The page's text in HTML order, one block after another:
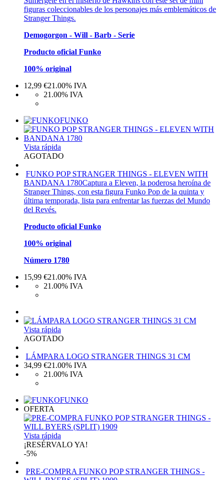
figuras coleccionables de los personajes más emblemáticos de
Stranger Things.
Demogorgon - Will - Barb - Serie
Producto oficial Funko
100% original
12,99 €21.00% IVA
21.00% IVA
FUNKO
Vista rápida
AGOTADO
FUNKO POP STRANGER THINGS - ELEVEN WITH
BANDANA 1780Captura a Eleven, la poderosa heroína de
Stranger Things, con esta figura Funko Pop de la quinta y
última temporada, lista para enfrentar las fuerzas del Mundo
del Revés.
Producto oficial Funko
100% original
Número 1780
15,99 €21.00% IVA
21.00% IVA
Vista rápida
AGOTADO
LÁMPARA LOGO STRANGER THINGS 31 CM
34,99 €21.00% IVA
21.00% IVA
FUNKO
OFERTA
Vista rápida
¡RESÉRVALO YA!
-5%
PRE-COMPRA FUNKO POP STRANGER THINGS -